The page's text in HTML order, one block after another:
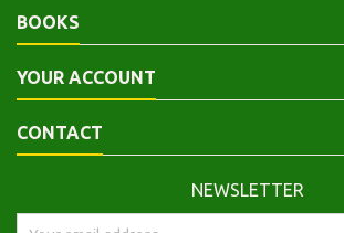
BOOKS
YOUR ACCOUNT
CONTACT
NEWSLETTER